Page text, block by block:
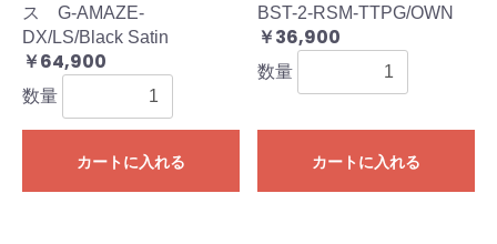
ス G-AMAZE-
DX/LS/Black Satin
￥64,900
数量
カートに入れる
BST-2-RSM-TTPG/OWN
￥36,900
数量
カートに入れる